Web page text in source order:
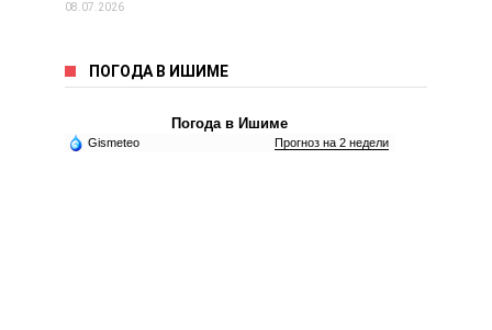
08.07.2026
ПОГОДА В ИШИМЕ
Погода в Ишиме
Gismeteo Прогноз на 2 недели